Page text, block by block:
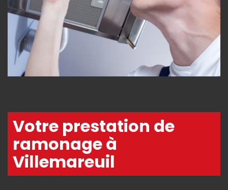
Votre prestation de
ramonage à
Villemareuil